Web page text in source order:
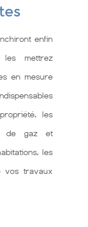
enfin
mettrez
en mesure
les
de gaz et
les
vos travaux